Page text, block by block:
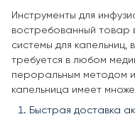
Инструменты для
востребованный товар
системы для капельниц,
требуется в любом
пероральным методом
капельница имеет
Быстрая доставка